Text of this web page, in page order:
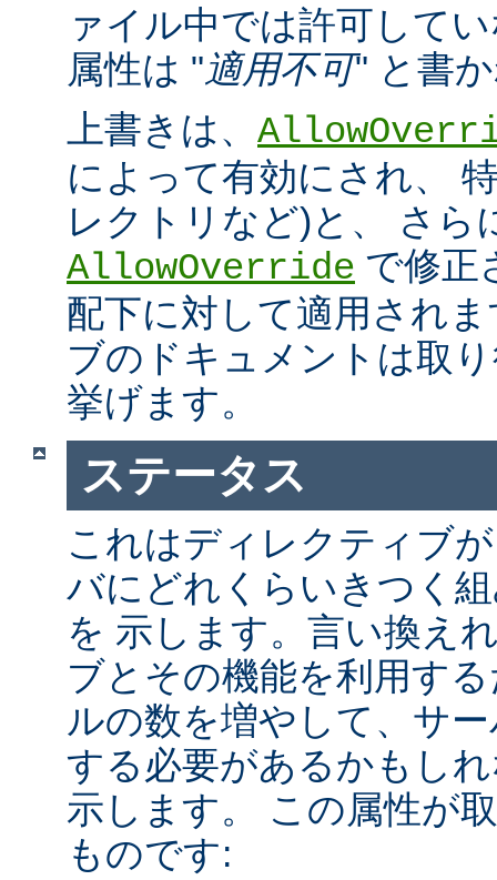
ァイル中では許可して
属性は "適用不可" と書
上書きは、
によって有効にされ、
レクトリなど)と、 さら
AllowOverride で修正
配下に対して適用され
ブのドキュメントは取
挙げます。
ステータス
これはディレクティブ
バにどれくらいきつく
を 示します。言い換え
ブとその機能を利用す
ルの数を増やして、サ
する必要があるかもし
示します。 この属性が
ものです: